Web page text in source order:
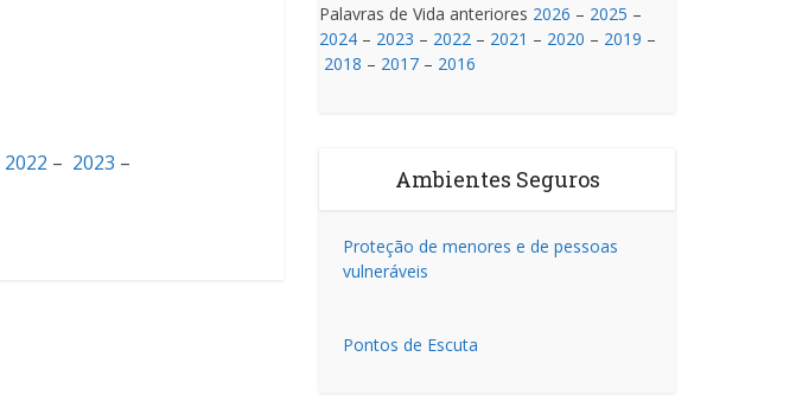
2022 – 2023 –
Palavras de Vida anteriores 2026 – 2025 –
2024 – 2023 – 2022 – 2021 – 2020 – 2019 –
2018 – 2017 – 2016
Ambientes Seguros
Proteção de menores e de pessoas
vulneráveis
Pontos de Escuta